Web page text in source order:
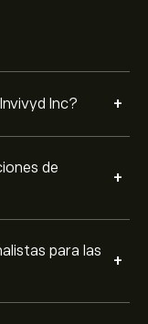
Inc? +
de
+
para las
+